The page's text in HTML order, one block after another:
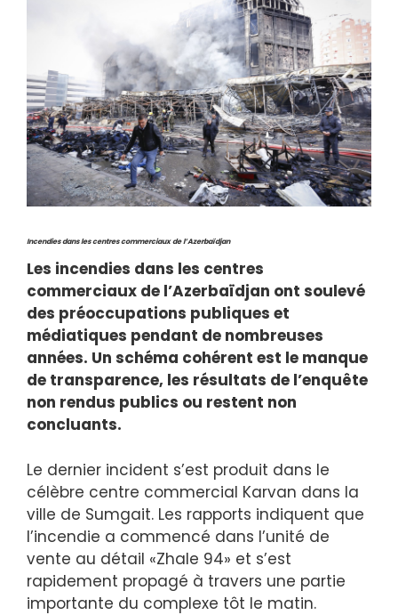
Incendies dans les centres commerciaux de l’Azerbaïdjan
Les incendies dans les centres
commerciaux de l’Azerbaïdjan ont soulevé
des préoccupations publiques et
médiatiques pendant de nombreuses
années. Un schéma cohérent est le manque
de transparence, les résultats de l’enquête
non rendus publics ou restent non
concluants.
Le dernier incident s’est produit dans le
célèbre centre commercial Karvan dans la
ville de Sumgait. Les rapports indiquent que
l’incendie a commencé dans l’unité de
vente au détail «Zhale 94» et s’est
rapidement propagé à travers une partie
importante du complexe tôt le matin.